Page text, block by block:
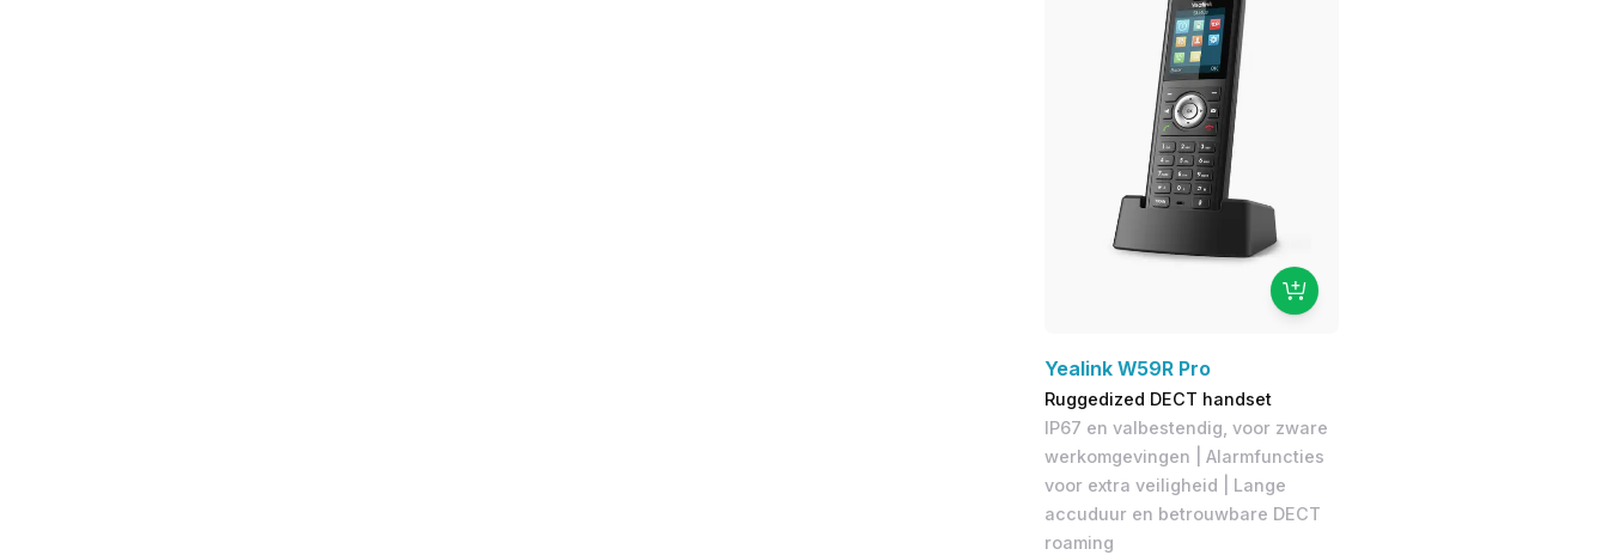
Yealink W59R Pro
Ruggedized DECT handset
IP67 en valbestendig, voor zware
werkomgevingen | Alarmfuncties
voor extra veiligheid | Lange
accuduur en betrouwbare DECT
roaming